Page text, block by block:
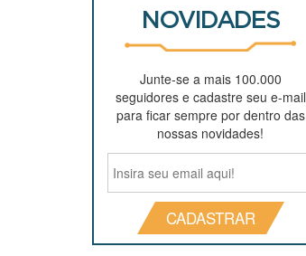
NOVIDADES
Junte-se a mais 100.000
seguidores e cadastre seu e-mail
para ficar sempre por dentro das
nossas novidades!
CADASTRAR